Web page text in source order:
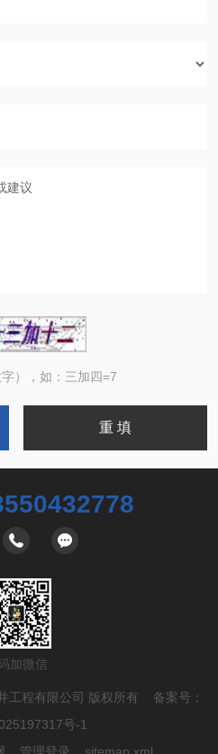
），如：三加四=7
加微信
工程有限公司 版权所有 备案号：
号-1